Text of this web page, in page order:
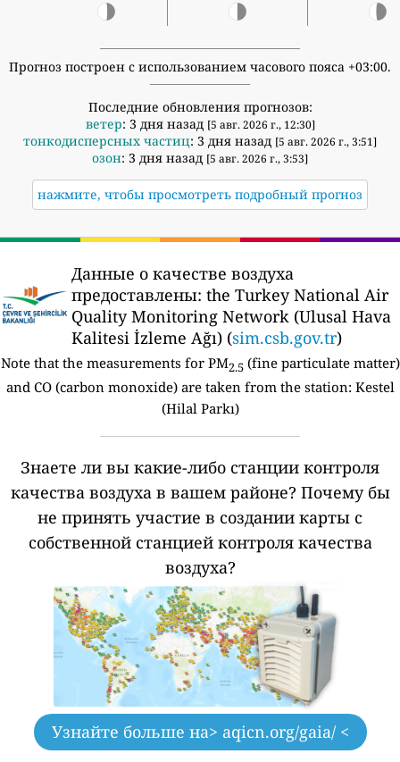
Прогноз построен с использованием часового пояса +03:00.
Последние обновления прогнозов:
ветер: 3 дня назад [5 авг. 2026 г., 12:30]
тонкодисперсных частиц: 3 дня назад [5 авг. 2026 г., 3:51]
озон: 3 дня назад [5 авг. 2026 г., 3:53]
нажмите, чтобы просмотреть подробный прогноз
Данные о качестве воздуха
предоставлены: the Turkey National Air
Quality Monitoring Network (Ulusal Hava
Kalitesi İzleme Ağı) (sim.csb.gov.tr)
Note that the measurements for PM2.5 (fine particulate matter)
and CO (carbon monoxide) are taken from the station: Kestel
(Hilal Parkı)
Знаете ли вы какие-либо станции контроля
качества воздуха в вашем районе? Почему бы
не принять участие в создании карты с
собственной станцией контроля качества
воздуха?
Узнайте больше на> aqicn.org/gaia/ <